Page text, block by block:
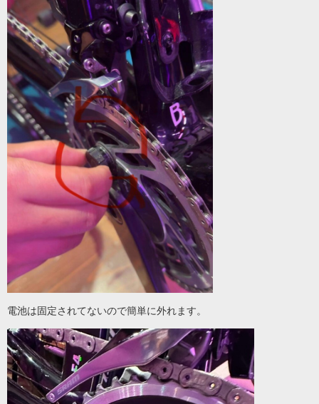
電池は固定されてないので簡単に外れます。